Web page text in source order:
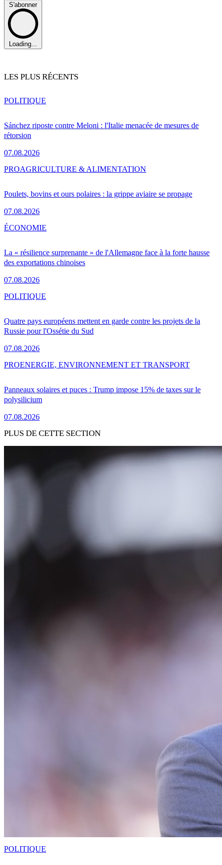
S'abonner
Loading...
LES PLUS RÉCENTS
Sánchez riposte contre Meloni : l'Italie menacée de mesures de
rétorsion
07.08.2026
POLITIQUE
Poulets, bovins et ours polaires : la grippe aviaire se propage
07.08.2026
PROAGRICULTURE & ALIMENTATION
La « résilience surprenante » de l'Allemagne face à la forte hausse
des exportations chinoises
07.08.2026
ÉCONOMIE
Quatre pays européens mettent en garde contre les projets de la
Russie pour l'Ossétie du Sud
07.08.2026
POLITIQUE
Panneaux solaires et puces : Trump impose 15% de taxes sur le
polysilicium
07.08.2026
PROENERGIE, ENVIRONNEMENT ET TRANSPORT
PLUS DE CETTE SECTION
POLITIQUE